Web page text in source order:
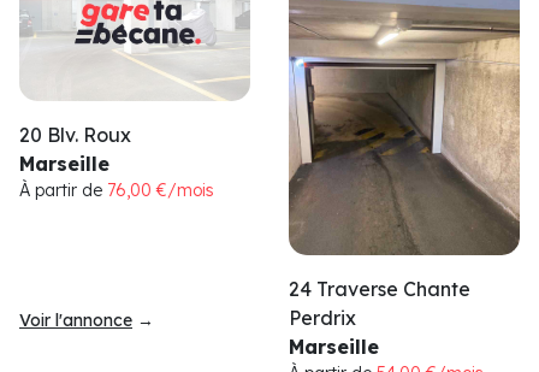
20 Blv. Roux
Marseille
À partir de 76,00 €/mois
Voir l'annonce →
24 Traverse Chante
Perdrix
Marseille